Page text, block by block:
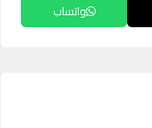
واتساب